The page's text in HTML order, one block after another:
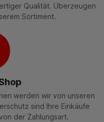
Qualität. Überzeugen
Sortiment.
werden wir von unseren
sind Ihre Einkäufe
der Zahlungsart.